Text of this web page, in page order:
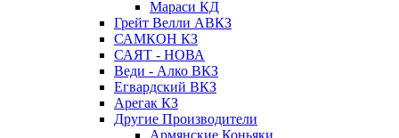
Мараси КД
Грейт Велли АВКЗ
САМКОН КЗ
САЯТ - НОВА
Веди - Алко ВКЗ
Егвардский ВКЗ
Арегак КЗ
Другие Производители
Армянские Коньяки